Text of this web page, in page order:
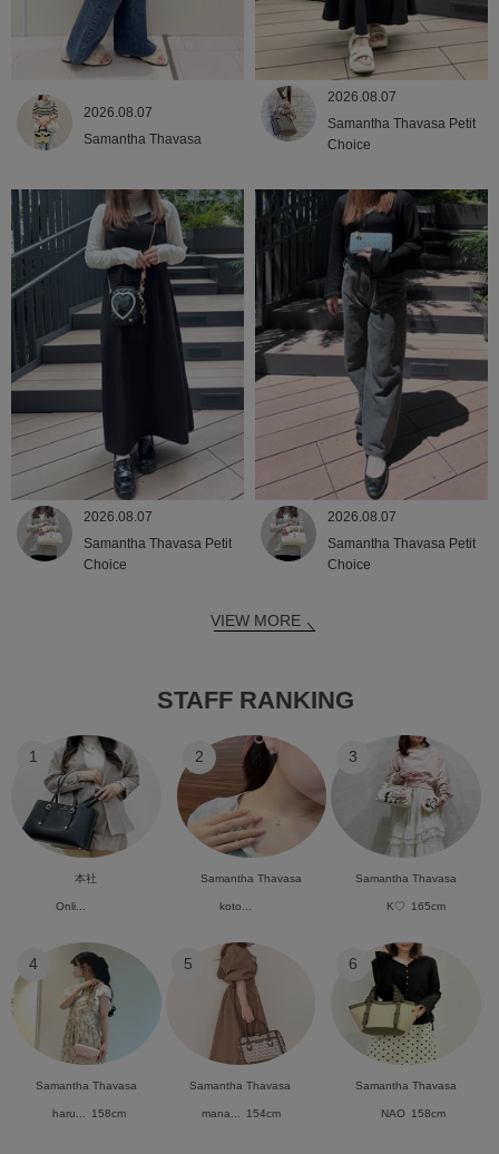
2026.08.07
Samantha Thavasa
2026.08.07
Samantha Thavasa Petit
Choice
2026.08.07
Samantha Thavasa Petit
Choice
2026.08.07
Samantha Thavasa Petit
Choice
VIEW MORE
STAFF RANKING
1
本社
Onli...
2
Samantha Thavasa
koto...
3
Samantha Thavasa
K♡ 165cm
4
Samantha Thavasa
haru... 158cm
5
Samantha Thavasa
mana... 154cm
6
Samantha Thavasa
NAO 158cm